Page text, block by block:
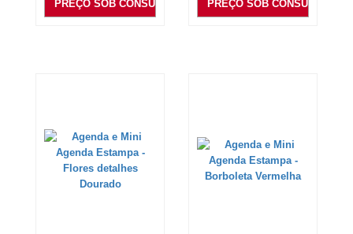
PREÇO SOB CONSULTA PREÇO SOB CONSULTA